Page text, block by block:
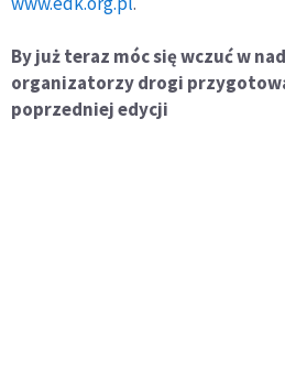
By już teraz móc się wczuć w
organizatorzy drogi
poprzedniej edycji